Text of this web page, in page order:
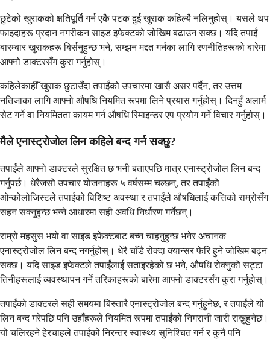
छुटेको खुराकको क्षतिपूर्ति गर्न एकै पटक दुई खुराक कहिल्यै नलिनुहोस्। यसले थप
फाइदाहरू प्रदान नगरीकन साइड इफेक्टको जोखिम बढाउन सक्छ। यदि तपाईं
बारम्बार खुराकहरू बिर्सनुहुन्छ भने, सम्झन मद्दत गर्नका लागि रणनीतिहरूको बारेमा
आफ्नो डाक्टरसँग कुरा गर्नुहोस्।
कहिलेकाहीँ खुराक छुटाउँदा तपाईंको उपचारमा खासै असर पर्दैन, तर उत्तम
नतिजाका लागि आफ्नो औषधि नियमित रूपमा लिने प्रयास गर्नुहोस्। दिनहुँ अलार्म
सेट गर्ने वा नियमितता कायम गर्न औषधि रिमाइन्डर एप प्रयोग गर्ने विचार गर्नुहोस्।
मैले एनास्ट्रोजोल लिन कहिले बन्द गर्न सक्छु?
तपाईंले आफ्नो डाक्टरले सुरक्षित छ भनी बताएपछि मात्र एनास्ट्रोजोल लिन बन्द
गर्नुपर्छ। धेरैजसो उपचार योजनाहरू ५ वर्षसम्म चल्छन्, तर तपाईंको
ओन्कोलोजिस्टले तपाईंको विशिष्ट अवस्था र तपाईंले औषधिलाई कत्तिको राम्रोसँग
सहन सक्नुहुन्छ भन्ने आधारमा सही अवधि निर्धारण गर्नेछन्।
राम्रो महसुस भयो वा साइड इफेक्टबाट बच्न चाहनुहुन्छ भनेर अचानक
एनास्ट्रोजोल लिन बन्द नगर्नुहोस्। धेरै चाँडै रोक्दा क्यान्सर फेरि हुने जोखिम बढ्न
सक्छ। यदि साइड इफेक्टले तपाईंलाई सताइरहेको छ भने, औषधि रोक्नुको सट्टा
तिनीहरूलाई व्यवस्थापन गर्ने तरिकाहरूको बारेमा आफ्नो डाक्टरसँग कुरा गर्नुहोस्।
तपाईंको डाक्टरले सही समयमा बिस्तारै एनास्ट्रोजोल बन्द गर्नुहुनेछ, र तपाईंले यो
लिन बन्द गरेपछि पनि उहाँहरूले नियमित रूपमा तपाईंको निगरानी जारी राख्नुहुनेछ।
यो चलिरहने हेरचाहले तपाईंको निरन्तर स्वास्थ्य सुनिश्चित गर्न र कुनै पनि